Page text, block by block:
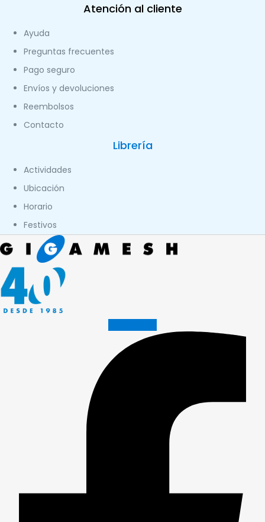
Atención al cliente
Ayuda
Preguntas frecuentes
Pago seguro
Envíos y devoluciones
Reembolsos
Contacto
Librería
Actividades
Ubicación
Horario
Festivos